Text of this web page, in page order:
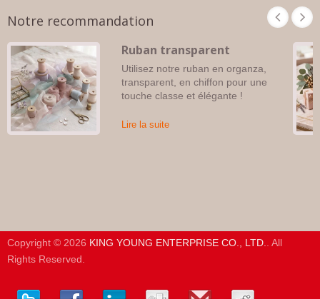
Notre recommandation
Ruban transparent
Utilisez notre ruban en organza,
transparent, en chiffon pour une
touche classe et élégante !
Lire la suite
Copyright © 2026 KING YOUNG ENTERPRISE CO., LTD.
. All
Rights Reserved.